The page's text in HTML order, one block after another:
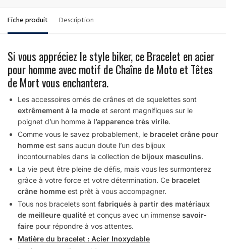
Fiche produit Description
Si vous appréciez le style biker, ce Bracelet en acier
pour homme avec motif de Chaîne de Moto et Têtes
de Mort vous enchantera.
Les accessoires ornés de crânes et de squelettes sont
extrêmement à la mode et seront magnifiques sur le
poignet d’un homme à l’apparence très virile.
Comme vous le savez probablement, le bracelet crâne pour
homme est sans aucun doute l’un des bijoux
incontournables dans la collection de bijoux masculins.
La vie peut être pleine de défis, mais vous les surmonterez
grâce à votre force et votre détermination. Ce bracelet
crâne homme est prêt à vous accompagner.
Tous nos bracelets sont fabriqués à partir des matériaux
de meilleure qualité et conçus avec un immense savoir-
faire pour répondre à vos attentes.
Matière du bracelet : Acier Inoxydable